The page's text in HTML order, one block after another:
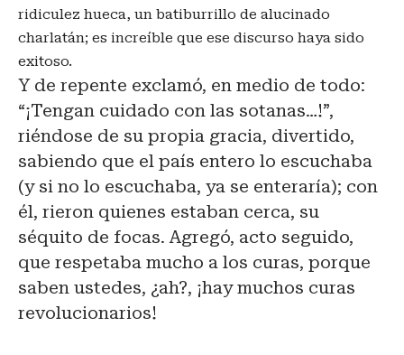
ridiculez hueca, un batiburrillo de alucinado
charlatán; es increíble que ese discurso haya sido
exitoso.
Y de repente exclamó, en medio de todo:
“¡Tengan cuidado con las sotanas…!”,
riéndose de su propia gracia, divertido,
sabiendo que el país entero lo escuchaba
(y si no lo escuchaba, ya se enteraría); con
él, rieron quienes estaban cerca, su
séquito de focas. Agregó, acto seguido,
que respetaba mucho a los curas, porque
saben ustedes, ¿ah?, ¡hay muchos curas
revolucionarios!